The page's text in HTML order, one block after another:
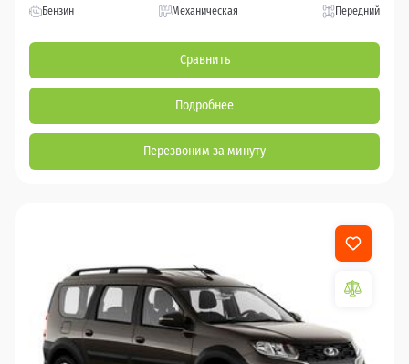
Бензин Механическая Передний
Сравнить
Подробнее
Перезвоним за минуту